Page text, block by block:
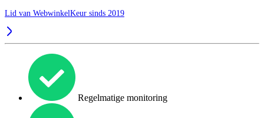
Lid van WebwinkelKeur sinds 2019
Regelmatige monitoring